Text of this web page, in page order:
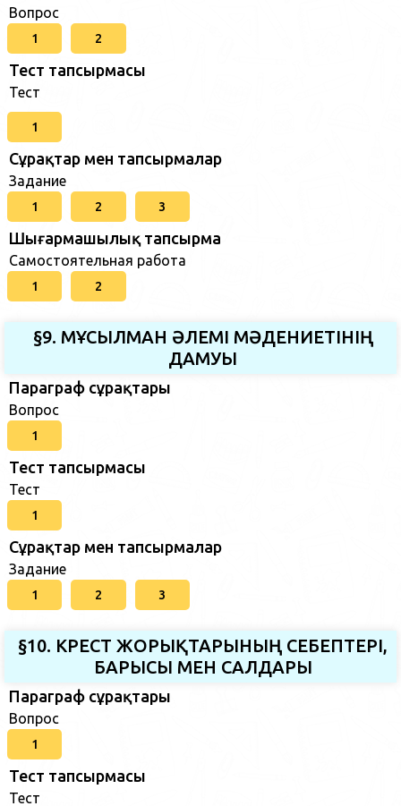
Вопрос
1 2
Тест тапсырмасы
Тест
1
Сұрақтар мен тапсырмалар
Задание
1 2 3
Шығармашылық тапсырма
Самостоятельная работа
1 2
§9. МҰСЫЛМАН ӘЛЕМІ МӘДЕНИЕТІНІҢ
ДАМУЫ
Параграф сұрақтары
Вопрос
1
Тест тапсырмасы
Тест
1
Сұрақтар мен тапсырмалар
Задание
1 2 3
§10. КРЕСТ ЖОРЫҚТАРЫНЫҢ СЕБЕПТЕРІ,
БАРЫСЫ МЕН САЛДАРЫ
Параграф сұрақтары
Вопрос
1
Тест тапсырмасы
Тест